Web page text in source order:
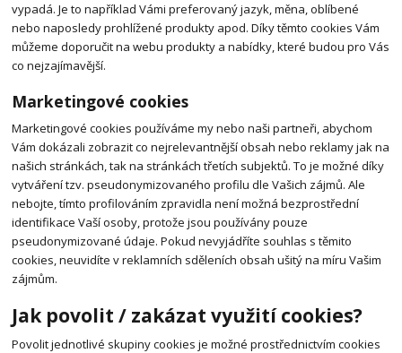
vypadá. Je to například Vámi preferovaný jazyk, měna, oblíbené
nebo naposledy prohlížené produkty apod. Díky těmto cookies Vám
můžeme doporučit na webu produkty a nabídky, které budou pro Vás
co nejzajímavější.
Marketingové cookies
Marketingové cookies používáme my nebo naši partneři, abychom
Vám dokázali zobrazit co nejrelevantnější obsah nebo reklamy jak na
našich stránkách, tak na stránkách třetích subjektů. To je možné díky
vytváření tzv. pseudonymizovaného profilu dle Vašich zájmů. Ale
nebojte, tímto profilováním zpravidla není možná bezprostřední
identifikace Vaší osoby, protože jsou používány pouze
pseudonymizované údaje. Pokud nevyjádříte souhlas s těmito
cookies, neuvidíte v reklamních sděleních obsah ušitý na míru Vašim
zájmům.
Jak povolit / zakázat využití cookies?
Povolit jednotlivé skupiny cookies je možné prostřednictvím cookies